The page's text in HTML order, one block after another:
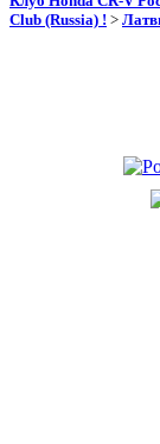
Club (Russia) ! >